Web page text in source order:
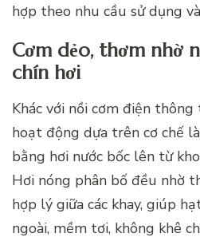
hợp theo nhu cầu sử dụng
Cơm dẻo, thơm nhờ
chín hơi
Khác với nồi cơm điện
hoạt động dựa trên cơ chế
bằng hơi nước bốc lên từ
Hơi nóng phân bố đều nhờ
hợp lý giữa các khay, giúp
ngoài, mềm tơi, không khê